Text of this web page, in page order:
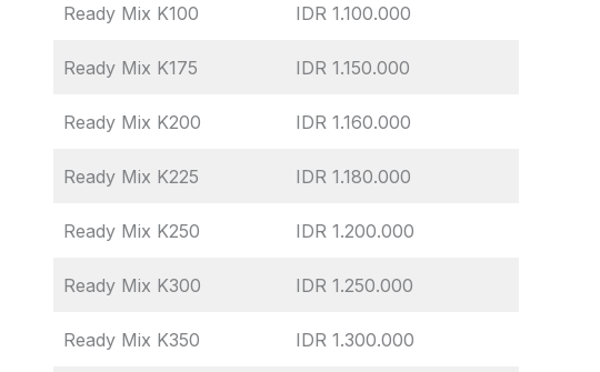
Ready Mix K100 IDR 1.100.000
Ready Mix K175 IDR 1.150.000
Ready Mix K200 IDR 1.160.000
Ready Mix K225 IDR 1.180.000
Ready Mix K250 IDR 1.200.000
Ready Mix K300 IDR 1.250.000
Ready Mix K350 IDR 1.300.000